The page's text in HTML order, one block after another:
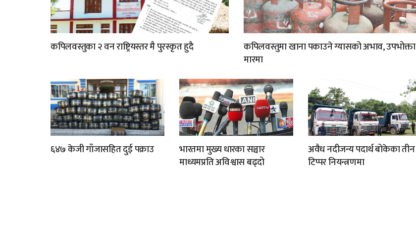
कपिलवस्तुका २ वन राष्ट्रियस्तर मै पुरस्कृत हुदै
कपिलवस्तुमा खाना पकाउने ग्यासको अभाव, उपभोक्ता
मारमा
६४७ केजी गाँजासहित दुई पक्राउ
भारतमा मुख्य धारका सञ्चार
माध्यमप्रति अविश्वास बढ्दो
अवैध नदीजन्य पदार्थ बोकेका तीन
टिप्पर नियन्त्रणमा